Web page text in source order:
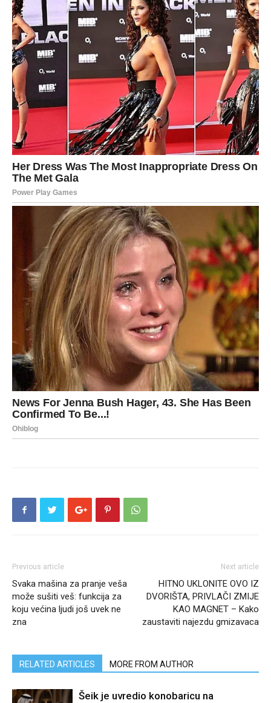
Previous article
Svaka mašina za pranje veša
može sušiti veš: funkcija za
koju većina ljudi još uvek ne
zna
Next article
HITNO UKLONITE OVO IZ
DVORIŠTA, PRIVLAČI ZMIJE
KAO MAGNET – Kako
zaustaviti najezdu gmizavaca
RELATED ARTICLES MORE FROM AUTHOR
Šeik je uvredio konobaricu na